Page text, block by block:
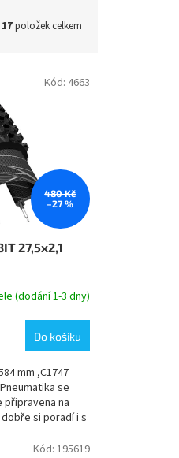
17položek celkem
480 Kč
–27 %
27,5x2,1
(dodání 1-3 dny)
Do košíku
mm ,C1747
se
na
si poradí i s
Kód: 4663
Kód: 195619